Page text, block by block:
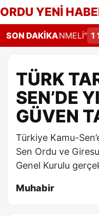
ORDU YENİ
SON DAKİKA
GÜNCELLENMELİ"
TÜRK
SEN’DE
GÜVEN
Türkiye Kamu-
Sen Ordu ve
Genel Kurulu
Muhabir